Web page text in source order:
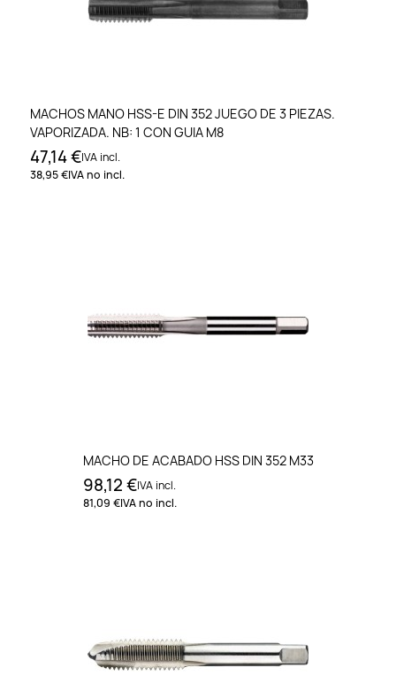
MACHOS MANO HSS-E DIN 352 JUEGO DE 3 PIEZAS.
VAPORIZADA. NB: 1 CON GUIA M8
47,14 €IVA incl.
38,95 €IVA no incl.
MACHO DE ACABADO HSS DIN 352 M33
98,12 €IVA incl.
81,09 €IVA no incl.